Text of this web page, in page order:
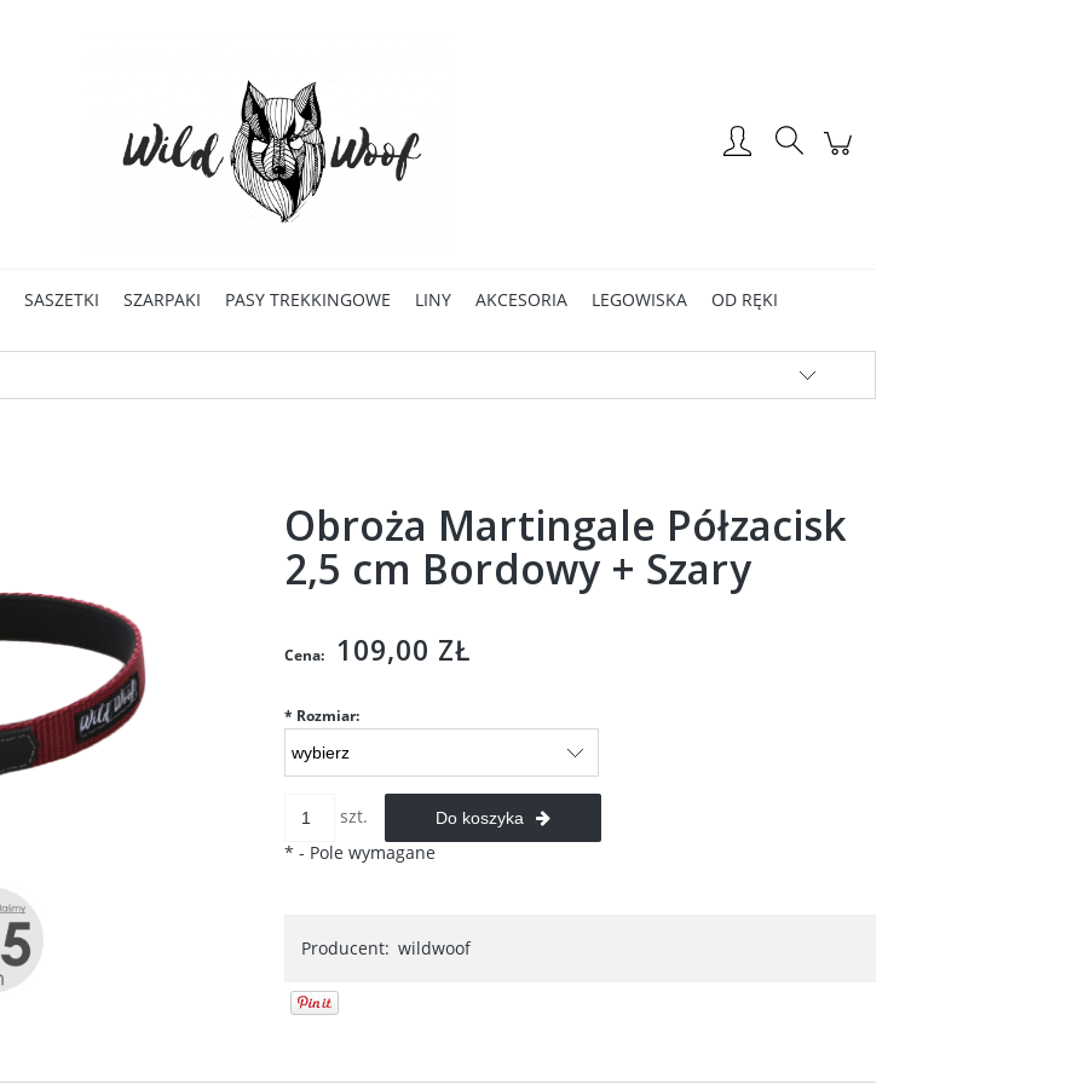
SASZETKI SZARPAKI PASY TREKKINGOWE LINY AKCESORIA LEGOWISKA OD RĘKI
Obroża Martingale Półzacisk
2,5 cm Bordowy + Szary
Cena: 109,00 ZŁ
* Rozmiar:
szt. Do koszyka
* - Pole wymagane
Producent: wildwoof